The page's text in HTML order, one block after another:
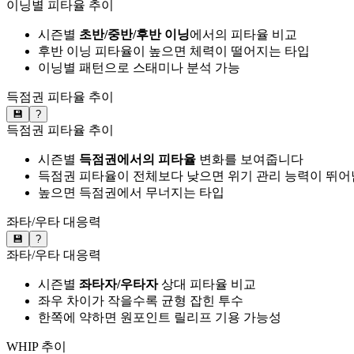
이닝별 피타율 추이
시즌별 초반/중반/후반 이닝에서의 피타율 비교
후반 이닝 피타율이 높으면 체력이 떨어지는 타입
이닝별 패턴으로 스태미나 분석 가능
득점권 피타율 추이
💾 ?
득점권 피타율 추이
시즌별 득점권에서의 피타율 변화를 보여줍니다
득점권 피타율이 전체보다 낮으면 위기 관리 능력이 뛰어
높으면 득점권에서 무너지는 타입
좌타/우타 대응력
💾 ?
좌타/우타 대응력
시즌별 좌타자/우타자상대 피타율 비교
좌우 차이가 작을수록 균형 잡힌 투수
한쪽에 약하면 원포인트 릴리프 기용 가능성
WHIP 추이